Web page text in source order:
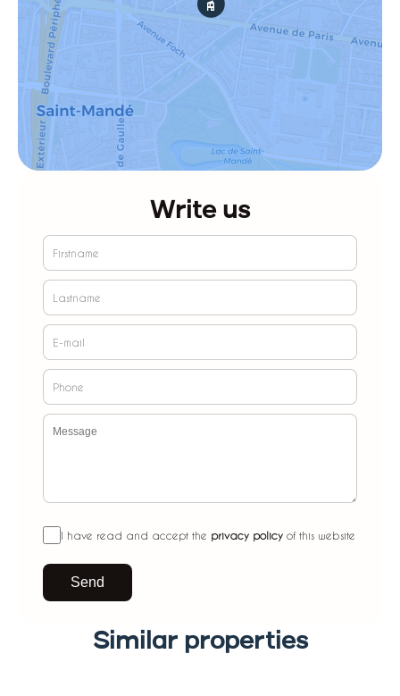
Write us
I have read and accept the privacy policy of this website
Send
Similar properties